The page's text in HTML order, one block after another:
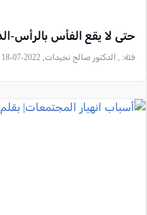
حتى لا يقع الفأس بالرأس-
فئة: , الدكتور صالح نجيدات, 2022-07-18 03:42:15